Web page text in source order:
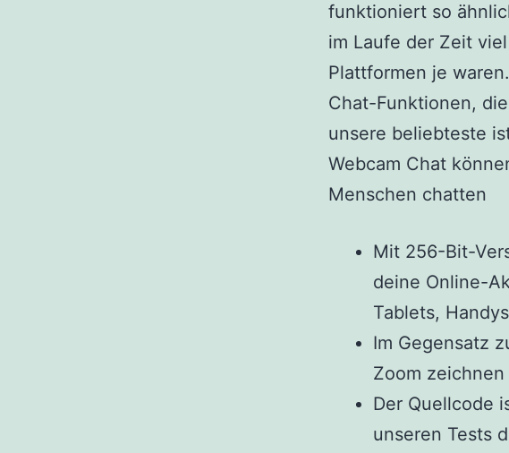
funktioniert so
im Laufe der Zeit
Plattformen je
Chat-Funktionen,
unsere beliebteste
Webcam Chat
Menschen chatten
Mit 256-Bit-
deine Online-
Tablets,
Im Gegensatz
Zoom
Der Quellcode
unseren Tests